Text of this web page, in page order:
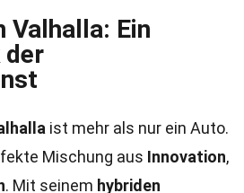
Ein
der
ist mehr als nur ein Auto.
Mischung aus Innovation,
. Mit seinem hybriden